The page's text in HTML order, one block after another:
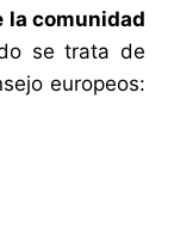
la comunidad
se trata de
europeos: